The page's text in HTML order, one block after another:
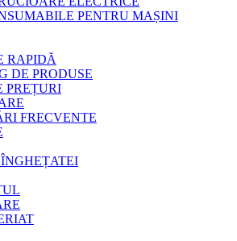
PENTRU MAȘINI
RAPIDĂ
DE PRODUSE
PREȚURI
FRECVENTE